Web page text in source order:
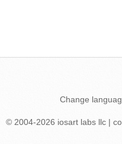
Change
© 2004-2026 iosart labs llc|